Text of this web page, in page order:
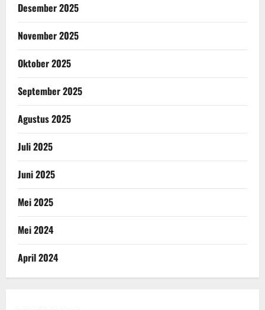
Desember 2025
November 2025
Oktober 2025
September 2025
Agustus 2025
Juli 2025
Juni 2025
Mei 2025
Mei 2024
April 2024